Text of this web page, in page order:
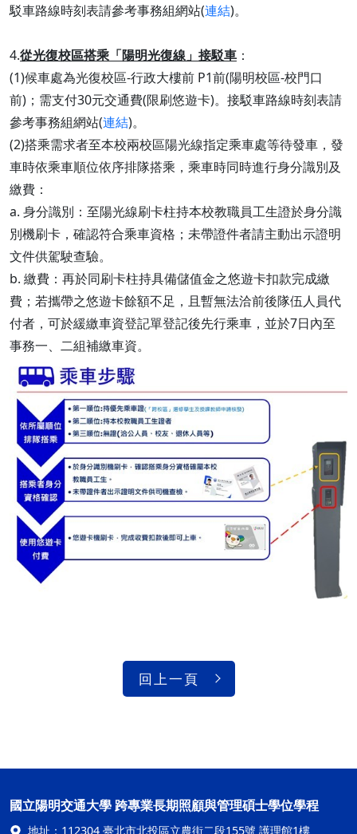
駁車路線時刻表請參考事務組網站(連結)。
4.從光復校區搭乘「陽明光復線」接駁車 ：
(1)候車處為光復校區-行政大樓前 P1前(陽明校區-校門口
前)；需支付30元交通費(限刷悠遊卡)。接駁車路線時刻表請
參考事務組網站(連結)。
(2)搭乘需求者至本校兩校區陽光線指定乘車處等待發車，發
車時依乘車順位依序排隊搭乘，乘車時同時進行身分識別及
繳費：
a. 身分識別：至陽光線刷卡柱持本校教職員工生證於身分識
別機刷卡，確認符合乘車資格；未帶證件者請主動出示證明
文件供駕駛查驗。
b. 繳費：再於同刷卡柱持具備儲值金之悠遊卡扣款完成繳
費；若攜帶之悠遊卡餘額不足，且暫無法洽前後隊伍人員代
付者，可於緩繳車資登記單登記後先行乘車，並於7日內至
事務一、二組補繳車資。
回上一頁
國立陽明交通大學 跨專業長期照顧與管理碩士學位學程
地址： 112304 臺北市北投區立農街二段155號 護理館1樓